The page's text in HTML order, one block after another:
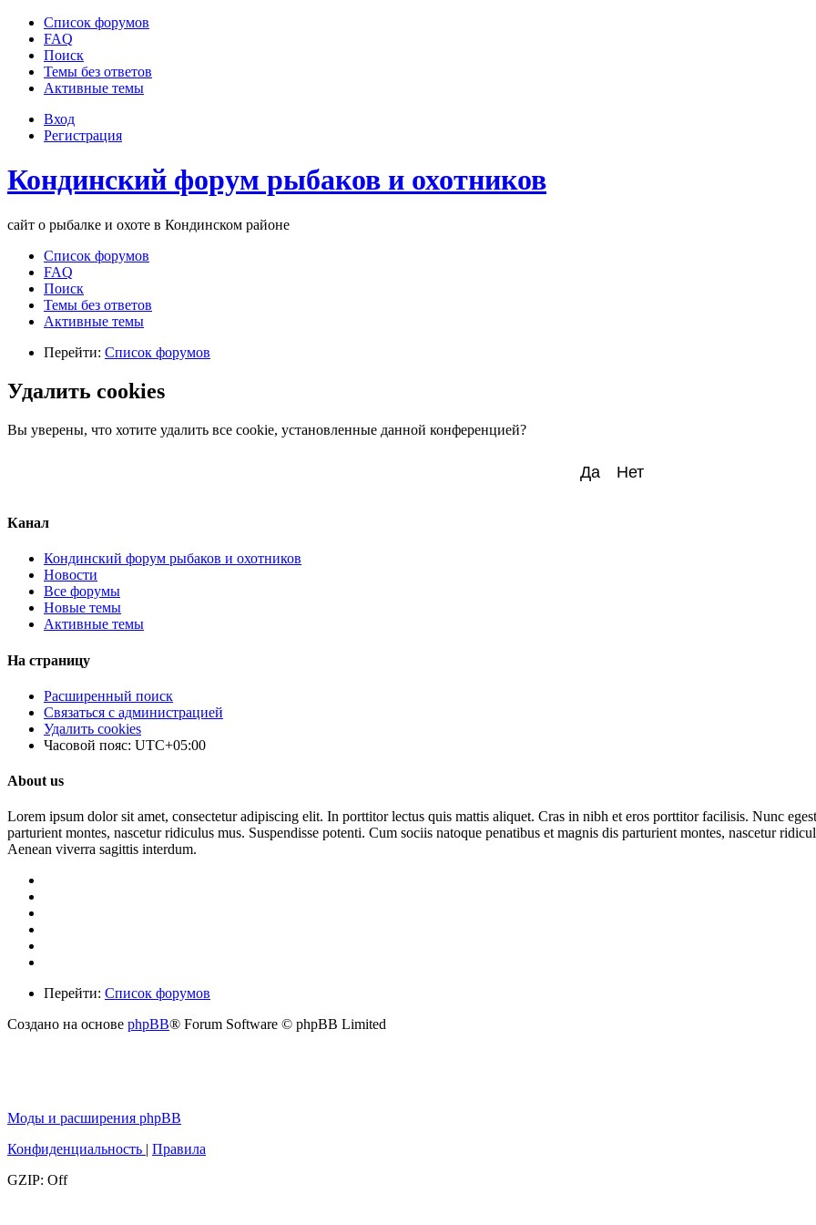
Список форумов
FAQ
Поиск
Темы без ответов
Активные темы
Вход
Регистрация
Кондинский форум рыбаков и охотников
сайт о рыбалке и охоте в Кондинском районе
Список форумов
FAQ
Поиск
Темы без ответов
Активные темы
Перейти: Список форумов
Удалить cookies
Вы уверены, что хотите удалить все cookie, установленные данной конференцией?
Канал
Кондинский форум рыбаков и охотников
Новости
Все форумы
Новые темы
Активные темы
На страницу
Расширенный поиск
Связаться с администрацией
Удалить cookies
Часовой пояс: UTC+05:00
About us
Lorem ipsum dolor sit amet, consectetur adipiscing elit. In porttitor lectus quis mattis aliquet. Cras in nibh et eros porttitor facilisis. Nunc
parturient montes, nascetur ridiculus mus. Suspendisse potenti. Cum sociis natoque penatibus et magnis dis parturient montes, nascetur
Aenean viverra sagittis interdum.
Перейти: Список форумов
Создано на основе phpBB® Forum Software © phpBB Limited
Моды и расширения phpBB
Конфиденциальность | Правила
GZIP: Off